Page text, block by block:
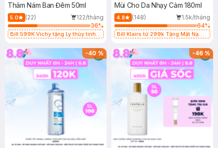
Thâm Nám Ban Đêm 50ml
5.0 (22)
122/tháng
36%
Bill 599K Vichy tặng Ly thủy tinh
Mùi Cho Da Nhạy Cảm 180ml
4.8 (148)
1.5k/tháng
64%
Bill Klairs từ 299k Tặng Mặt Nạ
25ml (SL Có Hạn)
-40% -46%